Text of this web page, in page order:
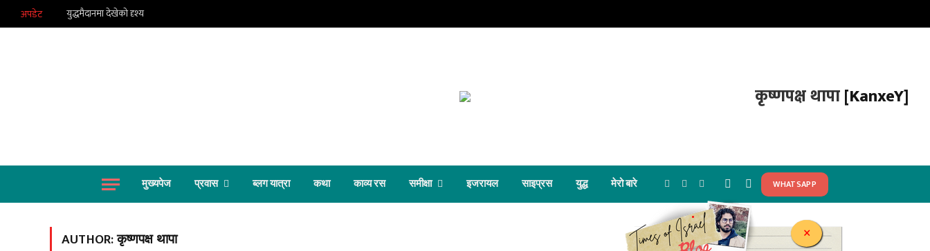
अपडेट युद्धमैदानमा देखेको दृश्य
कृष्णपक्ष थापा[KanxeY]
मुख्यपेज प्रवास ब्लग यात्रा कथा काव्य रस समीक्षा इजरायल साइप्रस युद्ध मेरो बारे Facebook
X
(Twitter)
Instagram WHATSAPP
AUTHOR:कृष्णपक्ष थापा
.
×